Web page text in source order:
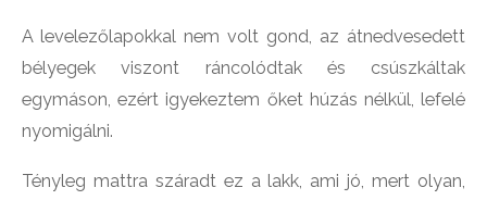
A levelezőlapokkal nem volt gond, az átnedvesedett
bélyegek viszont ráncolódtak és csúszkáltak
egymáson, ezért igyekeztem őket húzás nélkül, lefelé
nyomigálni.
Tényleg mattra száradt ez a lakk, ami jó, mert olyan,